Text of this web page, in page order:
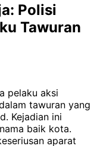
Polisi
Tawuran
pelaku aksi
tawuran yang
Kejadian ini
baik kota.
aparat